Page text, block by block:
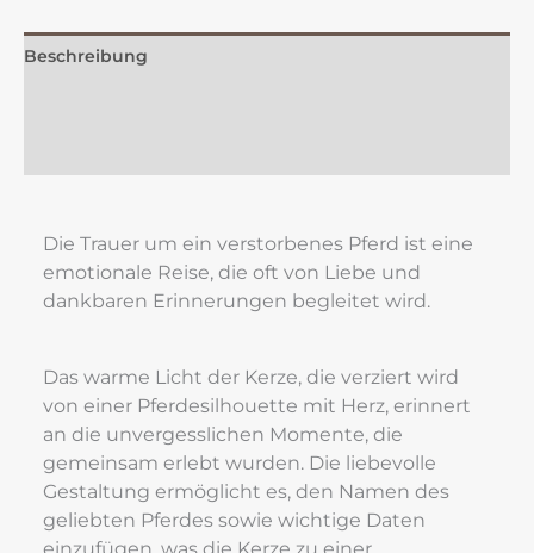
Beschreibung
Die Trauer um ein verstorbenes Pferd ist eine
emotionale Reise, die oft von Liebe und
dankbaren Erinnerungen begleitet wird.
Das warme Licht der Kerze, die verziert wird
von einer Pferdesilhouette mit Herz, erinnert
an die unvergesslichen Momente, die
gemeinsam erlebt wurden. Die liebevolle
Gestaltung ermöglicht es, den Namen des
geliebten Pferdes sowie wichtige Daten